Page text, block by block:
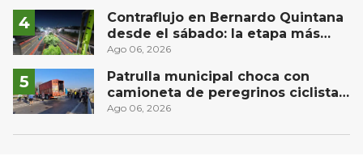
Contraflujo en Bernardo Quintana
desde el sábado: la etapa más
compleja del operativo vial
Ago 06, 2026
Patrulla municipal choca con
camioneta de peregrinos ciclistas
en la autopista México-Querétaro
Ago 06, 2026